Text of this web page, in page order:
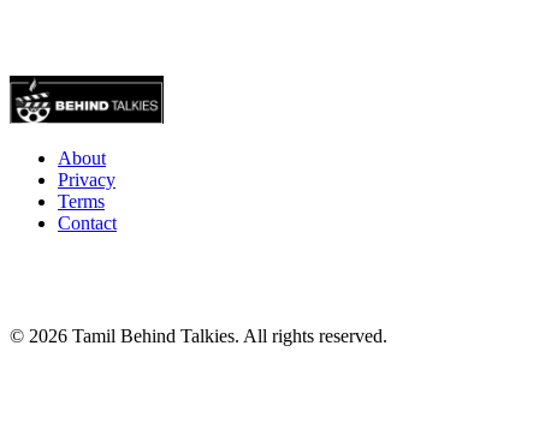
About
Privacy
Terms
Contact
© 2026 Tamil Behind Talkies. All rights reserved.